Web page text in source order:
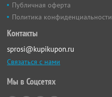
Публичная оферта
Политика конфиденциальности
Контакты
sprosi@kupikupon.ru
Связаться с нами
Мы в Соцсетях